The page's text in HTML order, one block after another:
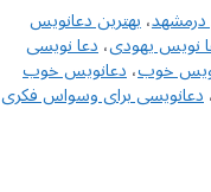
درمشهد،بهترین دعانویس
نویس یهودی،دعا نویسی
خوب،دعانویس خوب
دعانویسی برای وسواس فکری